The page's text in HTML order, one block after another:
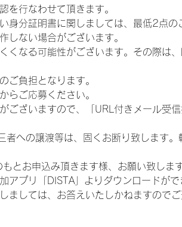
を行なわせて頂きます。
身分証明書に関しましては、最低2点の
しない場合がございます。
くなる可能性がございます。その際は
ご負担となります。
らご応募ください。
ございますので、「URL付きメール受
への譲渡等は、固くお断り致します
とお申込み頂きます様、お願い致します
プリ「DISTA」よりダウンロードがで
ましては、お答えいたしかねますのでご